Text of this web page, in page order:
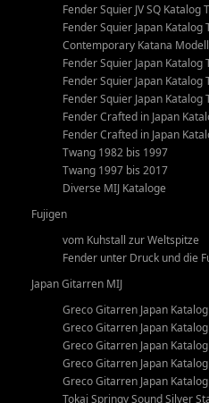
Fender Squier JV SQ Katalog
Fender Squier Japan Katalog
Contemporary Katana
Fender Squier Japan Katalog
Fender Squier Japan Katalog
Fender Squier Japan Katalog
Fender Crafted in Japan
Fender Crafted in Japan
Twang 1982 bis 1997
Twang 1997 bis 2017
Diverse MIJ Kataloge
Fujigen
vom Kuhstall zur Weltspitze
Fender unter Druck und die
Japan Gitarren MIJ
Greco Gitarren Japan
Greco Gitarren Japan
Greco Gitarren Japan
Greco Gitarren Japan
Greco Gitarren Japan
Tokai Springy Sound Silver